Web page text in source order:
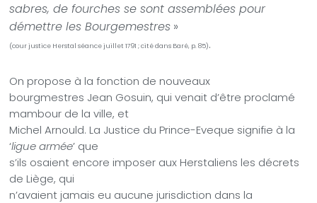
sabres, de fourches se sont assemblées pour
démettre les Bourgemestres »
(cour justice Herstal séance juillet 1791 ; cité dans Baré, p. 85).
On propose à la fonction de nouveaux
bourgmestres Jean Gosuin, qui venait d’être proclamé
mambour de la ville, et
Michel Arnould. La Justice du Prince-Eveque signifie à la
‘ligue armée’ que
s’ils osaient encore imposer aux Herstaliens les décrets
de Liège, qui
n’avaient jamais eu aucune jurisdiction dans la